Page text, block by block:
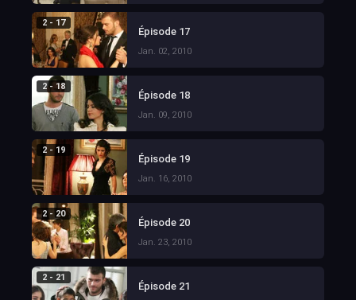
2 - 17
Épisode 17
Jan. 02, 2010
2 - 18
Épisode 18
Jan. 09, 2010
2 - 19
Épisode 19
Jan. 16, 2010
2 - 20
Épisode 20
Jan. 23, 2010
2 - 21
Épisode 21